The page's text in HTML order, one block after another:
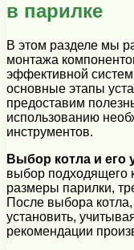
в парилке
В этом разделе мы
монтажа
эффективной
основные этапы
предоставим
использованию
инструментов.
Выбор котла и его
выбор подходящего
размеры парилки,
После выбора
установить,
рекомендации